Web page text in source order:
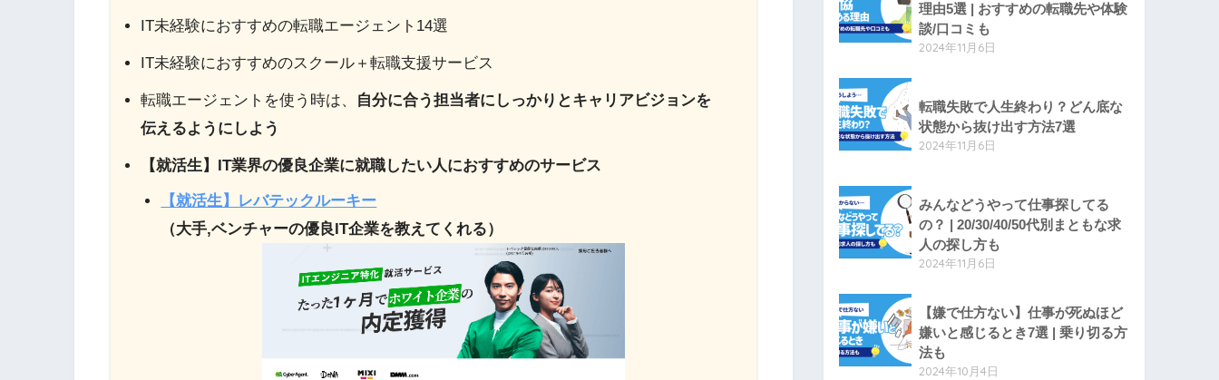
IT未経験におすすめの転職エージェント14選
IT未経験におすすめのスクール＋転職支援サービス
転職エージェントを使う時は、 自分に合う担当者にしっかりとキャリアビジョンを
伝えるようにしよう
【就活生】IT業界の優良企業に就職したい人におすすめのサービス
【就活生】レバテックルーキー
（大手,ベンチャーの優良IT企業を教えてくれる）
理由5選 | おすすめの転職先や体験
談/口コミも
2024年11月6日
転職失敗で人生終わり？どん底な
状態から抜け出す方法7選
2024年11月6日
みんなどうやって仕事探してる
の？ | 20/30/40/50代別まともな求
人の探し方も
2024年11月6日
【嫌で仕方ない】仕事が死ぬほど
嫌いと感じるとき7選 | 乗り切る方
法も
2024年10月4日